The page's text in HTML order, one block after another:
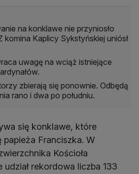
na konklawe nie przyniosło
komina Kaplicy Sykstyńskiej uniósł
uwagę na wciąż istniejące
zbierają się ponownie. Odbędą
rano i dwa po południu.
się konklawe, które
Franciszka. W
Kościoła
rekordowa liczba 133